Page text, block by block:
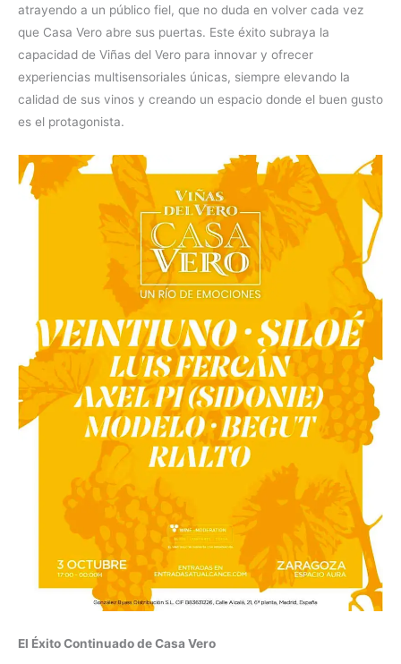
atrayendo a un público fiel, que no duda en volver cada vez
que Casa Vero abre sus puertas. Este éxito subraya la
capacidad de Viñas del Vero para innovar y ofrecer
experiencias multisensoriales únicas, siempre elevando la
calidad de sus vinos y creando un espacio donde el buen gusto
es el protagonista.
El Éxito Continuado de Casa Vero